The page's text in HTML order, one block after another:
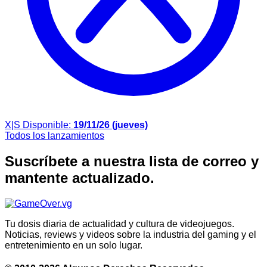
X|S Disponible: 19/11/26 (jueves)
Todos los lanzamientos
Suscríbete a nuestra lista de correo y
mantente actualizado.
Tu dosis diaria de actualidad y cultura de videojuegos.
Noticias, reviews y videos sobre la industria del gaming y el
entretenimiento en un solo lugar.